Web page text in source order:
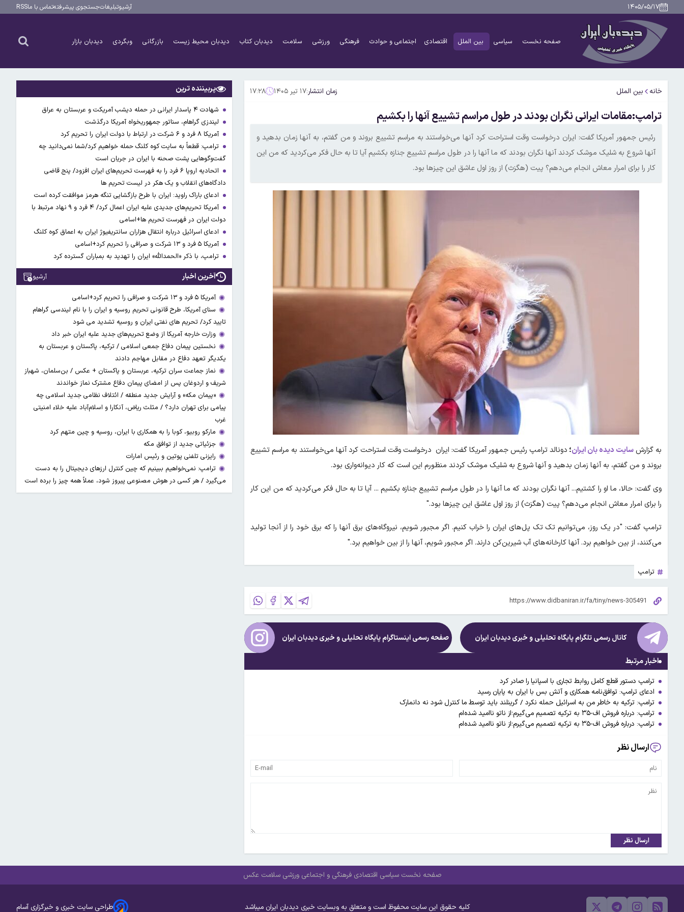
۱۴۰۵/۰۵/۱۷ آرشیوتبلیغاتجستجوی پیشرفتهتماس با ماRSS
صفحه نخست سیاسی بین الملل اقتصادی اجتماعی و حوادث فرهنگی ورزشی سلامت دیدبان کتاب دیدبان محیط زیست بازرگانی وبگردی دیدبان بازار
خانه بین الملل زمان انتشار:۱۷ تیر ۱۴۰۵ ۱۷:۲۸
ترامپ:مقامات ایرانی نگران بودند در طول مراسم تشییع آنها را بکشیم
رئیس جمهور آمریکا گفت: ایران درخواست وقت استراحت کرد آنها می‌خواستند به مراسم تشییع بروند و من گفتم، به آنها زمان بدهید و
آنها شروع به شلیک موشک کردند آنها نگران بودند که ما آنها را در طول مراسم تشییع جنازه بکشیم آیا تا به حال فکر می‌کردید که من این
کار را برای امرار معاش انجام می‌دهم؟ پیت (هگزث) از روز اول عاشق این چیزها بود.
به گزارشسایت دیده بان ایران؛ دونالد ترامپ رئیس جمهور آمریکا گفت: ایران درخواست وقت استراحت کرد آنها می‌خواستند به مراسم تشییع
بروند و من گفتم، به آنها زمان بدهید و آنها شروع به شلیک موشک کردند منظورم این است که کار دیوانه‌واری بود.
وی گفت: حالا، ما او را کشتیم... آنها نگران بودند که ما آنها را در طول مراسم تشییع جنازه بکشیم ... آیا تا به حال فکر می‌کردید که من این کار
را برای امرار معاش انجام می‌دهم؟ پیت (هگزث) از روز اول عاشق این چیزها بود."
ترامپ گفت: "در یک روز، می‌توانیم تک تک پل‌های ایران را خراب کنیم. اگر مجبور شویم، نیروگاه‌های برق آنها را که برق خود را از آنجا تولید
می‌کنند، از بین خواهیم برد. آنها کارخانه‌های آب شیرین‌کن دارند. اگر مجبور شویم، آنها را از بین خواهیم برد."
ترامپ
کانال رسمی تلگرام پایگاه تحلیلی و خبریدیدبان ایران صفحه رسمی اینستاگرام پایگاه تحلیلی و خبریدیدبان ایران
اخبار مرتبط
ترامپ دستور قطع کامل روابط تجاری با اسپانیا را صادر کرد
ادعای ترامپ: توافق‌نامه همکاری و آتش بس با ایران به پایان رسید
ترامپ: ترکیه به خاطر من به اسرائیل حمله نکرد / گرینلند باید توسط ما کنترل شود نه دانمارک
ترامپ: درباره فروش اف-۳۵ به ترکیه تصمیم‌ می‌گیرم؛از ناتو ناامید شده‌ام
ترامپ: درباره فروش اف-۳۵ به ترکیه تصمیم‌ می‌گیرم؛از ناتو ناامید شده‌ام
ارسال نظر
ارسال نظر
پربیننده ترین
شهادت ۴ پاسدار ایرانی در حمله دیشب آمریکت و عربستان به عراق
لیندزی گراهام، سناتور جمهوریخواه آمریکا درگذشت
آمریکا ۸ فرد و ۶ شرکت در ارتباط با دولت ایران را تحریم کرد
ترامپ: قطعاً به سایت کوه کلنگ حمله خواهیم کرد/شما نمی‌دانید چه
گفت‌وگوهایی پشت صحنه با ایران در جریان است
اتحادیه اروپا ۶ فرد را به فهرست تحریم‌های ایران افزود/ پنج قاضی
دادگاه‌های انقلاب و یک هکر در لیست تحریم ها
ادعای باراک راوید: ایران با طرح بازگشایی تنگه هرمز موافقت کرده است
آمریکا تحریم‌های جدیدی علیه ایران اعمال کرد/ ۴ فرد و ۹ نهاد مرتبط با
دولت ایران در فهرست تحریم ها+اسامی
ادعای اسرائیل درباره انتقال هزاران سانتریفیوژ ایران به اعماق کوه کلنگ
آمریکا ۵ فرد و ۱۳ شرکت و صرافی را تحریم کرد+اسامی
ترامپ، با ذکر «الحمدالله» ایران را تهدید به بمباران گسترده کرد
آخرین اخبار آرشیو
آمریکا ۵ فرد و ۱۳ شرکت و صرافی را تحریم کرد+اسامی
سنای آمریکا، طرح قانونی تحریم روسیه و ایران را با نام لیندسی گراهام
تایید کرد/ تحریم های نفتی ایران و روسیه تشدید می شود
وزارت خارجه آمریکا از وضع تحریم‌های جدید علیه ایران خبر داد
نخستین پیمان دفاع جمعی اسلامی / ترکیه، پاکستان و عربستان به
یکدیگر تعهد دفاع در مقابل مهاجم دادند
نماز جماعت سران ترکیه، عربستان و پاکستان + عکس / بن‌سلمان، شهباز
شریف و اردوغان پس از امضای پیمان دفاع مشترک نماز خواندند
«پیمان مکه» و آرایش جدید منطقه / ائتلاف نظامی جدید اسلامی چه
پیامی برای تهران دارد؟ / مثلث ریاض، آنکارا و اسلام‌آباد علیه خلاء امنیتی
غرب
مارکو روبیو، کوبا را به همکاری با ایران، روسیه و چین متهم کرد
جزئیاتی جدید از توافق مکه
رایزنی تلفنی پوتین و رئیس امارات
ترامپ: نمی‌خواهیم ببینیم که چین کنترل ارز‌های دیجیتال را به دست
می‌گیرد / هر کسی در هوش مصنوعی پیروز شود، عملاً همه چیز را برده است
صفحه نخست سیاسی اقتصادی فرهنگی و اجتماعی ورزشی سلامت عکس
کلیه حقوق این سایت محفوظ است و متعلق به وبسایت خبری دیدبان ایران میباشد طراحی سایت خبری و خبرگزاری آسام